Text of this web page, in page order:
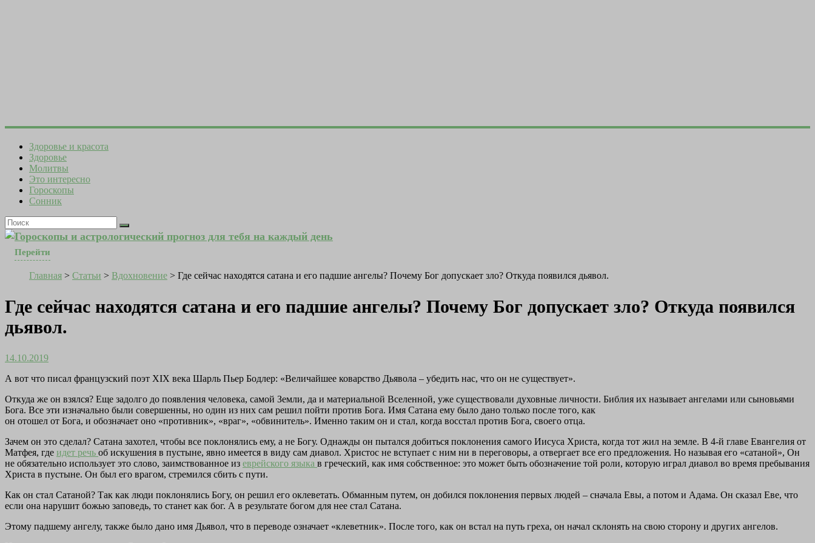
Здоровье и красота
Здоровье
Молитвы
Это интересно
Гороскопы
Сонник
Гороскопы и астрологический прогноз для тебя на каждый день
Перейти
Главная > Статьи > Вдохновение > Где сейчас находятся сатана и его падшие ангелы? Почему Бог допускает зло? Откуда появился дьявол.
Где сейчас находятся сатана и его падшие ангелы? Почему Бог допускает зло? Откуда появился
дьявол.
14.10.2019
А вот что писал французский поэт XIX века Шарль Пьер Бодлер: «Величайшее коварство Дьявола – убедить нас, что он не существует».
Откуда же он взялся? Еще задолго до появления человека, самой Земли, да и материальной Вселенной, уже существовали духовные личности. Библия их называет ангелами или сыновьями
Бога. Все эти изначально были совершенны, но один из них сам решил пойти против Бога. Имя Сатана ему было дано только после того, как
он отошел от Бога, и обозначает оно «противник», «враг», «обвинитель». Именно таким он и стал, когда восстал против Бога, своего отца.
Зачем он это сделал? Сатана захотел, чтобы все поклонялись ему, а не Богу. Однажды он пытался добиться поклонения самого Иисуса Христа, когда тот жил на земле. В 4-й главе Евангелия от
Матфея, где идет речь об искушения в пустыне, явно имеется в виду сам диавол. Христос не вступает с ним ни в переговоры, а отвергает все его предложения. Но называя его «сатаной», Он
не обязательно использует это слово, заимствованное из еврейского языка в греческий, как имя собственное: это может быть обозначение той роли, которую играл диавол во время пребывания
Христа в пустыне. Он был его врагом, стремился сбить с пути.
Как он стал Сатаной? Так как люди поклонялись Богу, он решил его оклеветать. Обманным путем, он добился поклонения первых людей – сначала Евы, а потом и Адама. Он сказал Еве, что
если она нарушит божью заповедь, то станет как бог. А в результате богом для нее стал Сатана.
Этому падшему ангелу, также было дано имя Дьявол, что в переводе означает «клеветник». После того, как он встал на путь греха, он начал склонять на свою сторону и других ангелов.